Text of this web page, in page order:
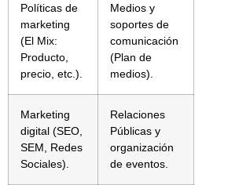
Políticas de
marketing
(El Mix:
Producto,
precio, etc.).
Medios y
soportes de
comunicación
(Plan de
medios).
Marketing
digital (SEO,
SEM, Redes
Sociales).
Relaciones
Públicas y
organización
de eventos.